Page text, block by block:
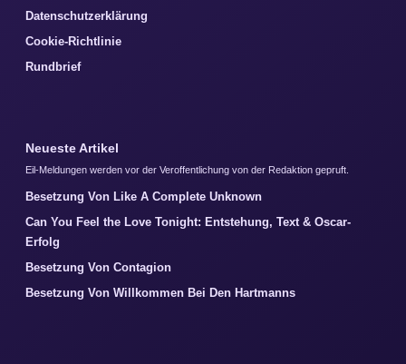
Datenschutzerklärung
Cookie-Richtlinie
Rundbrief
Neueste Artikel
Eil-Meldungen werden vor der Veroffentlichung von der Redaktion gepruft.
Besetzung Von Like A Complete Unknown
Can You Feel the Love Tonight: Entstehung, Text & Oscar-
Erfolg
Besetzung Von Contagion
Besetzung Von Willkommen Bei Den Hartmanns